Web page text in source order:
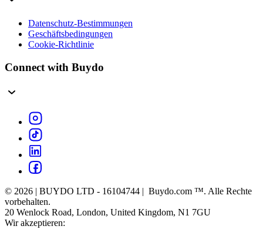
Datenschutz-Bestimmungen
Geschäftsbedingungen
Cookie-Richtlinie
Connect with Buydo
© 2026 | BUYDO LTD - 16104744 | Buydo.com ™. Alle Rechte
vorbehalten.
20 Wenlock Road, London, United Kingdom, N1 7GU
Wir akzeptieren: